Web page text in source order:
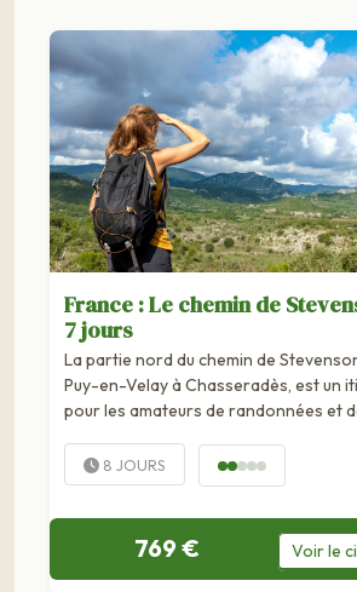
France : Le chemin de
7 jours
La partie nord du chemin de
Puy-en-Velay à Chasseradès, est un
pour les amateurs de randonnées et
8 JOURS
769 € Voirle